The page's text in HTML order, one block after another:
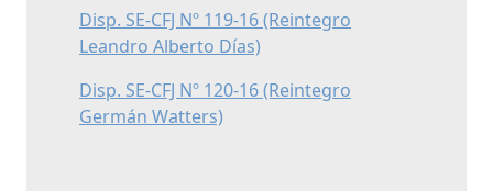
Disp. SE-CFJ Nº 119-16 (Reintegro
Leandro Alberto Días)
Disp. SE-CFJ Nº 120-16 (Reintegro
Germán Watters)